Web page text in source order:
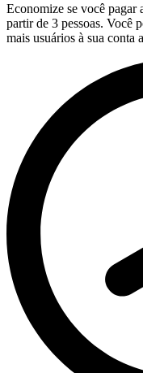
Economize se você pagar
partir de 3 pessoas. Você
mais usuários à sua conta